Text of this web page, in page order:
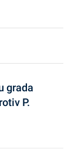
grada
P.